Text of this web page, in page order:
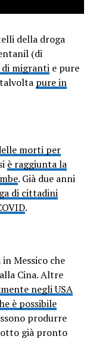
della droga
(di
di migranti e pure
pure in
morti per
è raggiunta la
. Già due anni
di cittadini
.
Messico che
Cina. Altre
negli USA
è possibile
produrre
già pronto